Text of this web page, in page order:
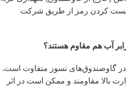
کردن رمز از طریق شرکت
گاوصندوق‌های نسوز متفاوت است.
بالا مقاومند و ممکن است در اثر